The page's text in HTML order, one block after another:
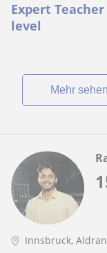
Expert
level
Mehr sehen
Innsbruck,